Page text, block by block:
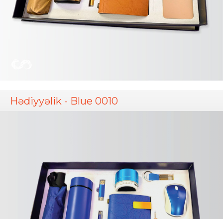
Hədiyyəlik - Blue 0010